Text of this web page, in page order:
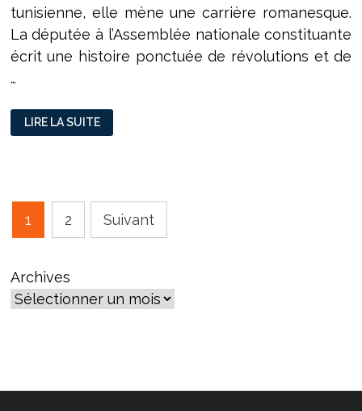
tunisienne, elle mène une carrière romanesque.
La députée à l’Assemblée nationale constituante
écrit une histoire ponctuée de révolutions et de
…
KARIMA
SOUID :
DES
MARCHE
RÉVOLUTIONNAIRE
LIRE LA SUITE
Pagination
des
publications
1 2 Suivant
Archives